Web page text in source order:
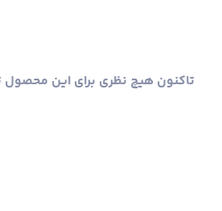
تاکنون هیچ نظری برای این